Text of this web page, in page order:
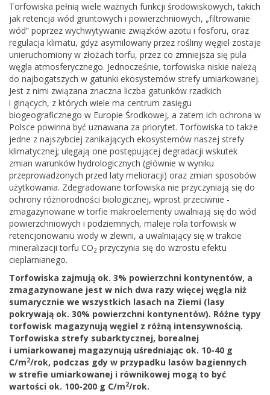
Torfowiska pełnią wiele ważnych funkcji środowiskowych, takich
jak retencja wód gruntowych i powierzchniowych, „filtrowanie
wód” poprzez wychwytywanie związków azotu i fosforu, oraz
regulacja klimatu, gdyż asymilowany przez rośliny węgiel zostaje
unieruchomiony w złożach torfu, przez co zmniejsza się pula
węgla atmosferycznego. Jednocześnie, torfowiska niskie należą
do najbogatszych w gatunki ekosystemów strefy umiarkowanej.
Jest z nimi związana znaczna liczba gatunków rzadkich
i ginących, z których wiele ma centrum zasięgu
biogeograficznego w Europie Środkowej, a zatem ich ochrona w
Polsce powinna być uznawana za priorytet. Torfowiska to także
jedne z najszybciej zanikających ekosystemów naszej strefy
klimatycznej; ulęgają one postępującej degradacji wskutek
zmian warunków hydrologicznych (głównie w wyniku
przeprowadzonych przed laty melioracji) oraz zmian sposobów
użytkowania. Zdegradowane torfowiska nie przyczyniają się do
ochrony różnorodności biologicznej, wprost przeciwnie -
zmagazynowane w torfie makroelementy uwalniają się do wód
powierzchniowych i podziemnych, maleje rola torfowisk w
retencjonowaniu wody w zlewni, a uwalniający się w trakcie
mineralizacji torfu CO2 przyczynia się do wzrostu efektu
cieplarnianego.
Torfowiska zajmują ok. 3% powierzchni kontynentów, a
zmagazynowane jest w nich dwa razy więcej węgla niż
sumarycznie we wszystkich lasach na Ziemi (lasy
pokrywają ok. 30% powierzchni kontynentów). Różne typy
torfowisk magazynują węgiel z różną intensywnością.
Torfowiska strefy subarktycznej, borealnej
i umiarkowanej magazynują uśredniając ok. 10-40 g
C/m2/rok, podczas gdy w przypadku lasów bagiennych
w strefie umiarkowanej i równikowej mogą to być
wartości ok. 100-200 g C/m2/rok.